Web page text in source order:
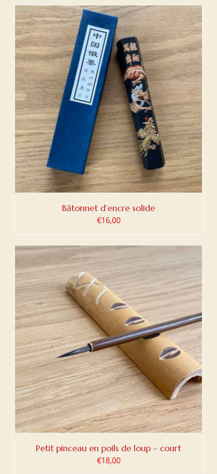
initial
était :
€20,00.
actuel
est :
€15,00.
Bâtonnet d’encre solide
€16,00
Petit pinceau en poils de loup – court
€18,00